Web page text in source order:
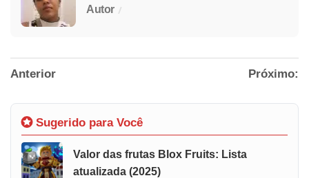
Autor /
Anterior Próximo:
Sugerido para Você
Valor das frutas Blox Fruits: Lista
atualizada (2025)